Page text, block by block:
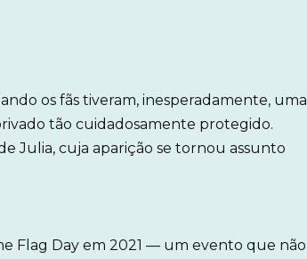
os fãs tiveram, inesperadamente, uma
tão cuidadosamente protegido.
Julia, cuja aparição se tornou assunto
Flag Day em 2021 — um evento que não